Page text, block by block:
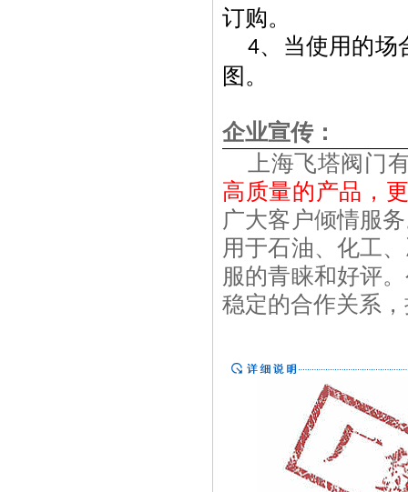
订购。
4、当使用的场
图。
企业宣传：
上海飞塔阀门
高质量的产品，
广大客户倾情服
用于石油、化工
服的青睐和好评
稳定的合作关系